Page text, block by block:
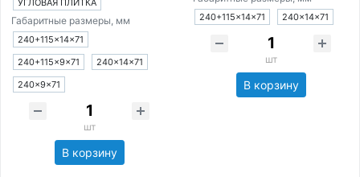
УГЛОВАЯ ПЛИТКА
Габаритные размеры, мм
240+115×14×71
240+115×9×71
240×14×71
240×9×71
шт
В корзину
240+115×14×71 240×14×71
шт
В корзину